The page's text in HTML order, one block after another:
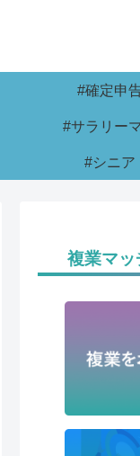
#確定申
#サラリー
#シニア
複業マ